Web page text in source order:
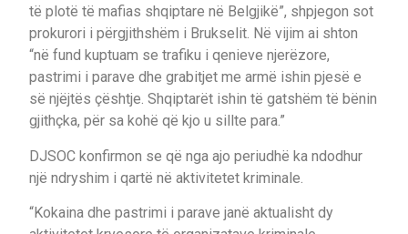
të plotë të mafias shqiptare në Belgjikë”, shpjegon sot
prokurori i përgjithshëm i Brukselit. Në vijim ai shton
“në fund kuptuam se trafiku i qenieve njerëzore,
pastrimi i parave dhe grabitjet me armë ishin pjesë e
së njëjtës çështje. Shqiptarët ishin të gatshëm të bënin
gjithçka, për sa kohë që kjo u sillte para.”
DJSOC konfirmon se që nga ajo periudhë ka ndodhur
një ndryshim i qartë në aktivitetet kriminale.
“Kokaina dhe pastrimi i parave janë aktualisht dy